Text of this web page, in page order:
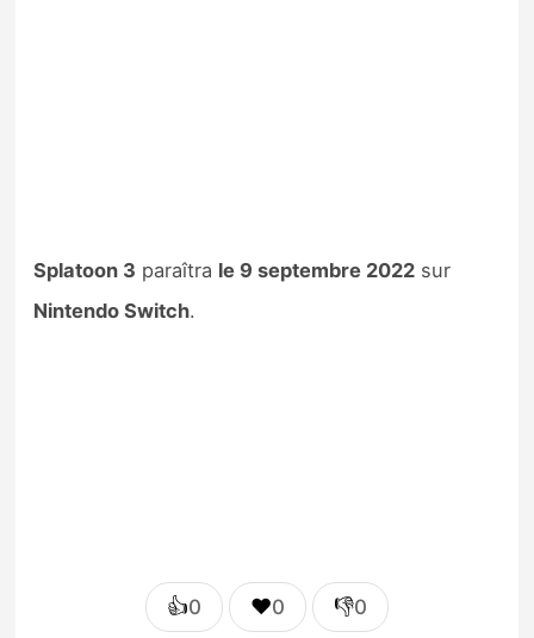
Splatoon 3 paraîtra le 9 septembre 2022 sur
Nintendo Switch.
👍0 ❤️0 👎0